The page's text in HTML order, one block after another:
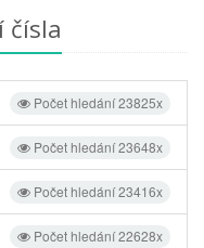
čísla
Počet hledání 23825x
Počet hledání 23648x
Počet hledání 23416x
Počet hledání 22628x